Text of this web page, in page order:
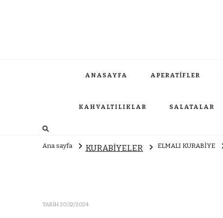
ANASAYFA APERATİFLER
KAHVALTILIKLAR SALATALAR
Ana sayfa KURABİYELER ELMALI KURABİYE
TARIH 20/12/2024